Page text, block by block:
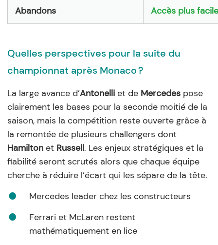
Abandons Accès plus
Quelles perspectives pour la suite du
championnat après Monaco ?
La large avance d’Antonelli et de Mercedes pose
clairement les bases pour la seconde moitié de la
saison, mais la compétition reste ouverte grâce à
la remontée de plusieurs challengers dont
Hamilton et Russell. Les enjeux stratégiques et la
fiabilité seront scrutés alors que chaque équipe
cherche à réduire l’écart qui les sépare de la tête.
Mercedes leader chez les constructeurs
Ferrari et McLaren restent
mathématiquement en lice